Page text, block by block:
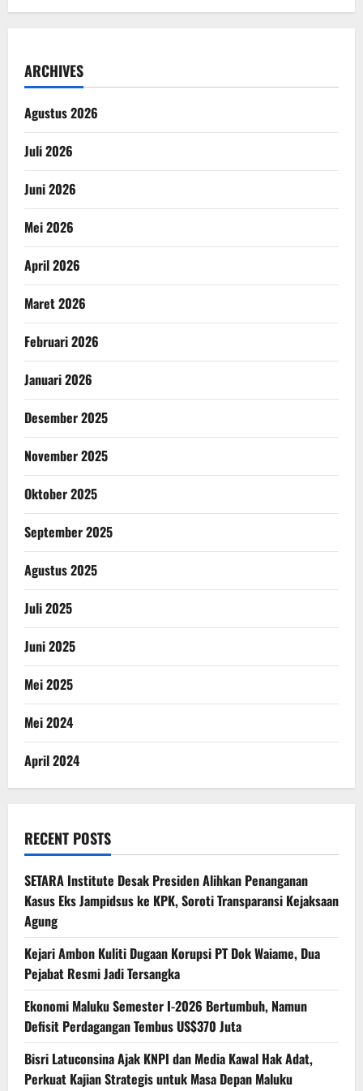
ARCHIVES
Agustus 2026
Juli 2026
Juni 2026
Mei 2026
April 2026
Maret 2026
Februari 2026
Januari 2026
Desember 2025
November 2025
Oktober 2025
September 2025
Agustus 2025
Juli 2025
Juni 2025
Mei 2025
Mei 2024
April 2024
RECENT POSTS
SETARA Institute Desak Presiden Alihkan Penanganan
Kasus Eks Jampidsus ke KPK, Soroti Transparansi Kejaksaan
Agung
Kejari Ambon Kuliti Dugaan Korupsi PT Dok Waiame, Dua
Pejabat Resmi Jadi Tersangka
Ekonomi Maluku Semester I-2026 Bertumbuh, Namun
Defisit Perdagangan Tembus US$370 Juta
Bisri Latuconsina Ajak KNPI dan Media Kawal Hak Adat,
Perkuat Kajian Strategis untuk Masa Depan Maluku